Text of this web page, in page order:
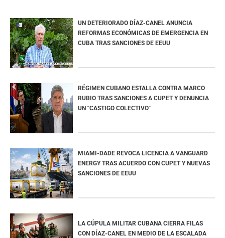
UN DETERIORADO DÍAZ-CANEL ANUNCIA
REFORMAS ECONÓMICAS DE EMERGENCIA EN
CUBA TRAS SANCIONES DE EEUU
RÉGIMEN CUBANO ESTALLA CONTRA MARCO
RUBIO TRAS SANCIONES A CUPET Y DENUNCIA
UN "CASTIGO COLECTIVO"
MIAMI-DADE REVOCA LICENCIA A VANGUARD
ENERGY TRAS ACUERDO CON CUPET Y NUEVAS
SANCIONES DE EEUU
LA CÚPULA MILITAR CUBANA CIERRA FILAS
CON DÍAZ-CANEL EN MEDIO DE LA ESCALADA